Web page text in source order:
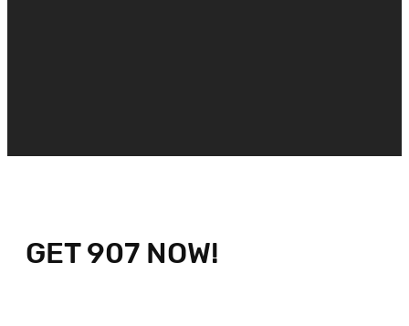
GET 907 NOW!